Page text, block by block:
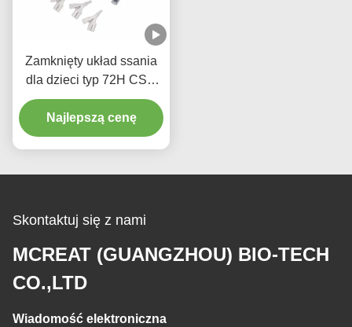
Zamknięty układ ssania
dla dzieci typ 72H CSC
Jednorazowe środki
medyczne
Najlepszą cenę
Skontaktuj się z nami
MCREAT (GUANGZHOU) BIO-TECH
CO.,LTD
Wiadomość elektroniczna